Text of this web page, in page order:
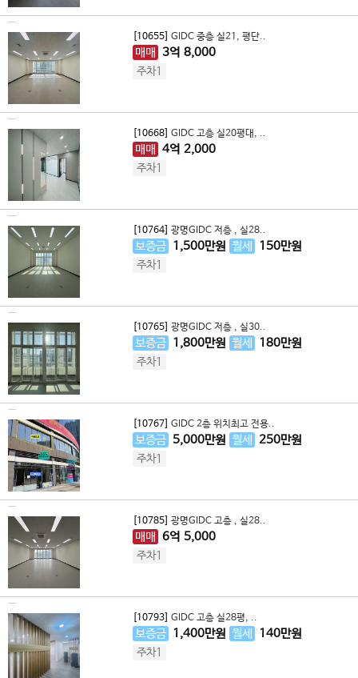
[10655] GIDC 중층 실21, 평단..
매매 3억 8,000
주차1
[10668] GIDC 고층 실20평대, ..
매매 4억 2,000
주차1
[10764] 광명GIDC 저층 , 실28..
보증금 1,500만원 월세 150만원
주차1
[10765] 광명GIDC 저층 , 실30..
보증금 1,800만원 월세 180만원
주차1
[10767] GIDC 2층 위치최고 전용..
보증금 5,000만원 월세 250만원
주차1
[10785] 광명GIDC 고층 , 실28..
매매 6억 5,000
주차1
[10793] GIDC 고층 실28평, ..
보증금 1,400만원 월세 140만원
주차1